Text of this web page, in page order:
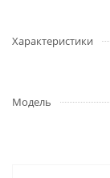
Характеристики
Модель